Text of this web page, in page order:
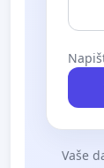
Vaše